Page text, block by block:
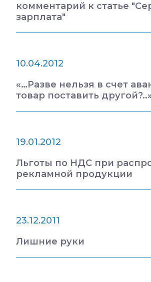
комментарий к статье
зарплата"
10.04.2012
«…Разве нельзя в счет
товар поставить
19.01.2012
Льготы по НДС при
рекламной продукции
23.12.2011
Лишние руки